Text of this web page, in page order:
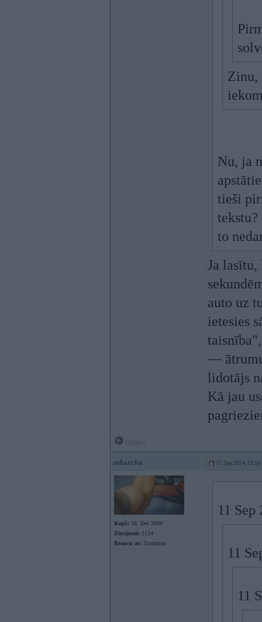
Zinu,
Nu, ja
tieši
to
Ja lasītu,
auto uz
ietesies
—
lidotājs
Kā jau
m8archa 11. Sep 2024, 23:56
Kopš: 28. Dec 2009
Ziņojumi: 1124
Braucu ar: Zirdzinnu
11
11
11